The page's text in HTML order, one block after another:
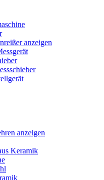
anzeigen
anzeigen
Keramik